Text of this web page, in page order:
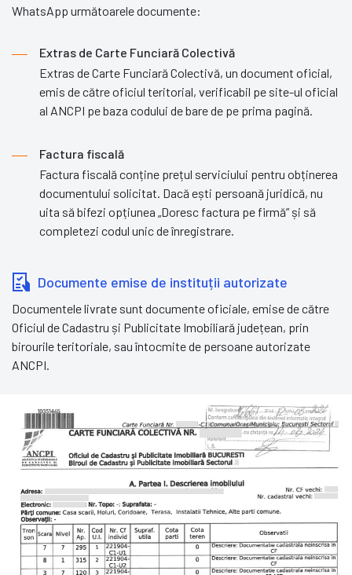
WhatsApp următoarele documente:
Extras de Carte Funciară Colectivă
Extras de Carte Funciară Colectivă, un document oficial,
emis de către oficiul teritorial, verificabil pe site-ul oficial
al ANCPI pe baza codului de bare de pe prima pagină.
Factura fiscală
Factura fiscală conține prețul serviciului pentru obținerea
documentului solicitat. Dacă ești persoană juridică, nu
uita să bifezi opțiunea „Doresc factura pe firmă” și să
completezi codul unic de înregistrare.
Documente emise de instituții autorizate
Documentele livrate sunt documente oficiale, emise de către
Oficiul de Cadastru și Publicitate Imobiliară județean, prin
birourile teritoriale, sau întocmite de persoane autorizate
ANCPI.